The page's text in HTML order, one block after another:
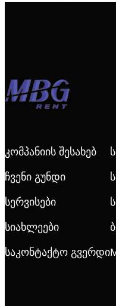
Კომპანიის Შესახებ
Ჩვენი Გუნდი
Სერვისები
Სიახლეები
Საკონტაქტო Გვერდი